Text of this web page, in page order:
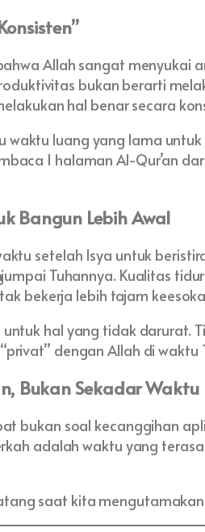
bukan berarti
hal benar secara
waktu luang yang lama
1 halaman Al-Qur’an
Bangun Lebih Awal
Tuhannya. Kualitas
bekerja lebih tajam
hal yang tidak darurat.
dengan Allah di waktu
Bukan Sekadar Waktu
bukan soal kecanggihan
adalah waktu yang
saat kita